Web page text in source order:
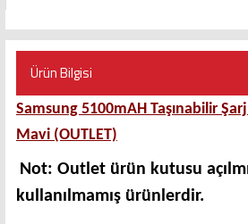
Ürün Bilgisi
Samsung 5100mAH Taşınabilir Şarj
Mavi (OUTLET)
Not: Outlet ürün kutusu
kullanılmamış ürünlerdir.